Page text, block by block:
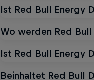
Ist Red Bull Energy
Wo werden Red
Ist Red Bull Energy
Beinhaltet Red Bull